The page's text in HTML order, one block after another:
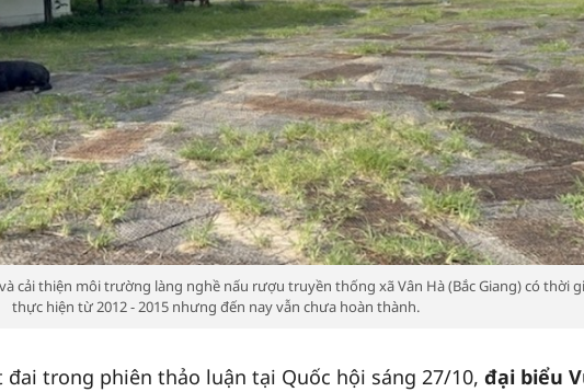
cải thiện môi trường làng nghề nấu rượu truyền thống xã Vân Hà (Bắc Giang) có thời
thực hiện từ 2012 - 2015 nhưng đến nay vẫn chưa hoàn thành.
đai trong phiên thảo luận tại Quốc hội sáng 27/10, đại biểu